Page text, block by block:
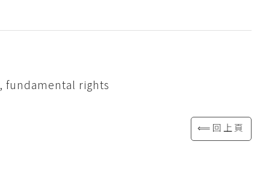
fundamental rights
⟸回上頁